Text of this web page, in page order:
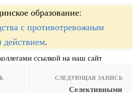
образование:
с противотревожным
действием.
ссылкой на наш сайт
СЛЕДУЮЩАЯ ЗАПИСЬ
Селективными